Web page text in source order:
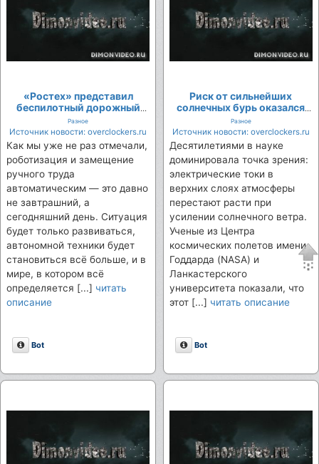
«Ростех» представил
беспилотный дорожный
каток
Разное
Источник новости: overclockers.ru
Как мы уже не раз отмечали,
роботизация и замещение
ручного труда
автоматическим — это давно
не завтрашний, а
сегодняшний день. Ситуация
будет только развиваться,
автономной техники будет
становиться всё больше, и в
мире, в котором всё
определяется [...] читать
описание
Описание
Bot
Риск от сильнейших
солнечных бурь оказался
выше, чем предполагали
учёные
Разное
Источник новости: overclockers.ru
Десятилетиями в науке
доминировала точка зрения:
электрические токи в
верхних слоях атмосферы
перестают расти при
усилении солнечного ветра.
Ученые из Центра
космических полетов имени
Годдарда (NASA) и
Ланкастерского
университета показали, что
этот [...] читать описание
Описание
Bot